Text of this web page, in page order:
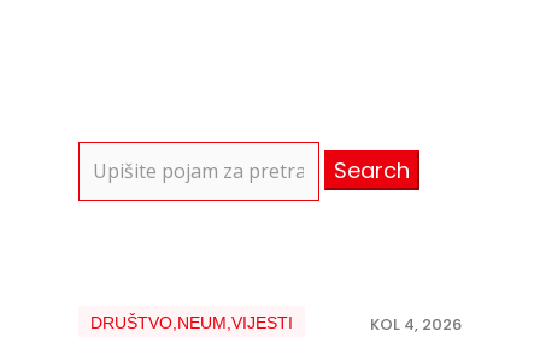
for:
DRUŠTVO, NEUM VIJESTI KOL 4, 2026